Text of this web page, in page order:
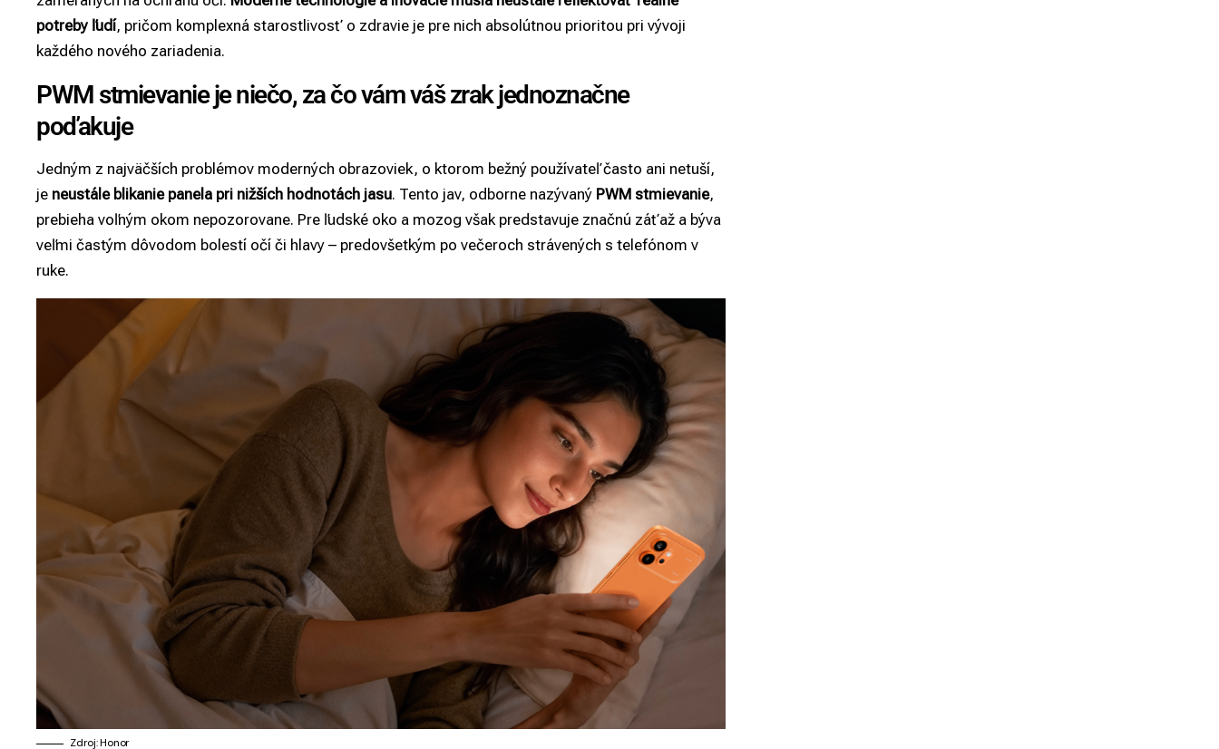
potreby ľudí, pričom komplexná starostlivosť o zdravie je pre nich absolútnou prioritou pri vývoji
každého nového zariadenia.
PWM stmievanie je niečo, za čo vám váš zrak jednoznačne
poďakuje
Jedným z najväčších problémov moderných obrazoviek, o ktorom bežný používateľ často ani netuší,
je neustále blikanie panela pri nižších hodnotách jasu. Tento jav, odborne nazývaný PWM stmievanie,
prebieha voľným okom nepozorovane. Pre ľudské oko a mozog však predstavuje značnú záťaž a býva
veľmi častým dôvodom bolestí očí či hlavy – predovšetkým po večeroch strávených s telefónom v
ruke.
Zdroj: Honor